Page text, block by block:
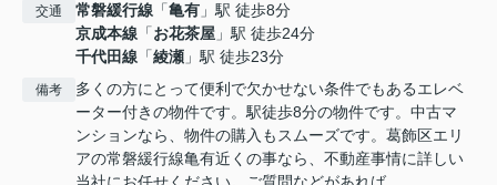
交通 常磐緩行線 「亀有 」駅 徒歩8分
京成本線 「お花茶屋 」駅 徒歩24分
千代田線 「綾瀬 」駅 徒歩23分
備考
多くの方にとって便利で欠かせない条件でもあるエレベ
ーター付きの物件です。駅徒歩8分の物件です。中古マ
ンションなら、物件の購入もスムーズです。葛飾区エリ
アの常磐緩行線亀有近くの事なら、不動産事情に詳しい